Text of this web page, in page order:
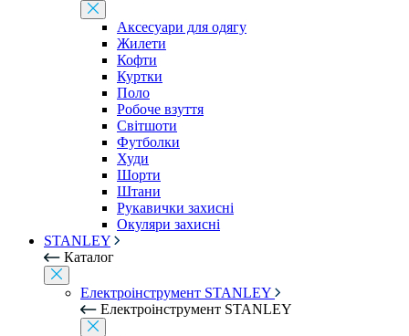
Аксесуари для одягу
Жилети
Кофти
Куртки
Поло
Робоче взуття
Світшоти
Футболки
Худи
Шорти
Штани
Рукавички захисні
Окуляри захисні
STANLEY
Каталог
Електроінструмент STANLEY
Електроінструмент STANLEY